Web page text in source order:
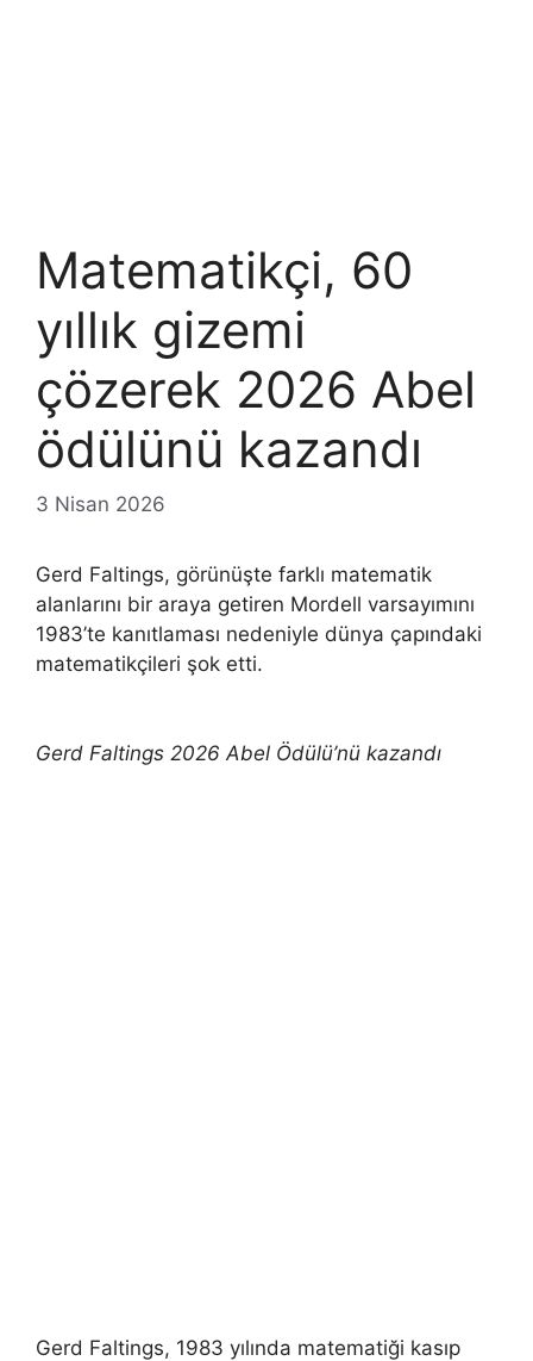
Matematikçi, 60
yıllık gizemi
çözerek 2026 Abel
ödülünü kazandı
3 Nisan 2026
Gerd Faltings, görünüşte farklı matematik
alanlarını bir araya getiren Mordell varsayımını
1983’te kanıtlaması nedeniyle dünya çapındaki
matematikçileri şok etti.
Gerd Faltings 2026 Abel Ödülü’nü kazandı
Gerd Faltings, 1983 yılında matematiği kasıp